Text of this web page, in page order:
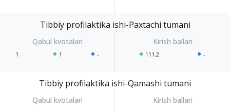
Tibbiy profilaktika ishi-Paxtachi tumani
1 1 - 111.2 -
Tibbiy profilaktika ishi-Qamashi tumani